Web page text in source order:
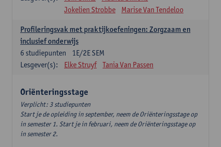
Jokelien Strobbe
Marise Van Tendeloo
Profileringsvak met praktijkoefeningen: Zorgzaam en
inclusief onderwijs
1E/2E SEM
6 studiepunten
Lesgever(s):
Elke Struyf Tania Van Passen
Oriënteringsstage
Verplicht: 3 studiepunten
Start je de opleiding in september, neem de Oriënteringsstage op
in semester 1. Start je in februari, neem de Oriënteringsstage op
in semester 2.